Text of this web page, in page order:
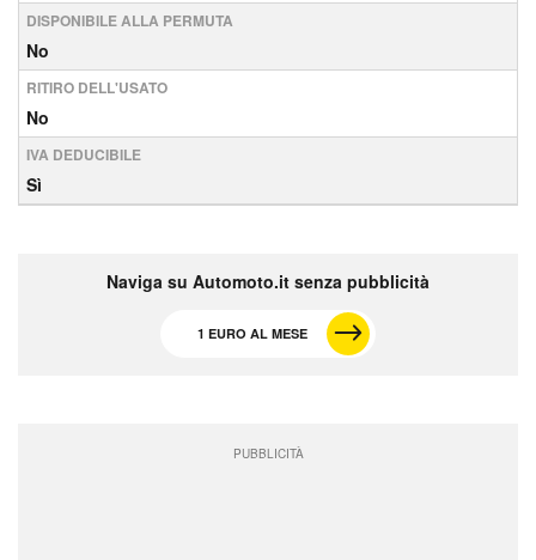
DISPONIBILE ALLA PERMUTA
No
RITIRO DELL'USATO
No
IVA DEDUCIBILE
Sì
Naviga su Automoto.it senza pubblicità
1 EURO AL MESE
PUBBLICITÀ